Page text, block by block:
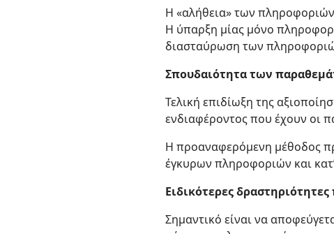
Η «αλήθεια» των
Η ύπαρξη μίας μόνο
διασταύρωση των
Σπουδαιότητα των
Τελική επιδίωξη της
ενδιαφέροντος που έχουν οι
Η προαναφερόμενη μέθοδος
έγκυρων πληροφοριών και
Ειδικότερες
Σημαντικό είναι να